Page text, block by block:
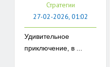
Стратегии
27-02-2026, 01:02
Удивительное
приключение, в ...